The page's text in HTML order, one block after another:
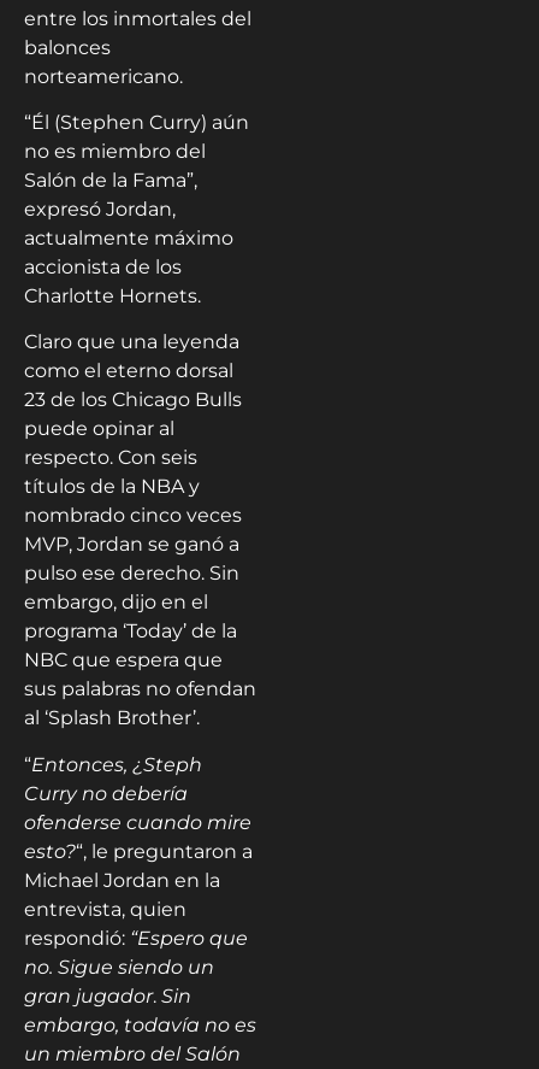
entre los inmortales del
balonces
norteamericano.
“Él (Stephen Curry) aún
no es miembro del
Salón de la Fama”,
expresó Jordan,
actualmente máximo
accionista de los
Charlotte Hornets.
Claro que una leyenda
como el eterno dorsal
23 de los Chicago Bulls
puede opinar al
respecto. Con seis
títulos de la NBA y
nombrado cinco veces
MVP, Jordan se ganó a
pulso ese derecho. Sin
embargo, dijo en el
programa ‘Today’ de la
NBC que espera que
sus palabras no ofendan
al ‘Splash Brother’.
“Entonces, ¿Steph
Curry no debería
ofenderse cuando mire
esto?“, le preguntaron a
Michael Jordan en la
entrevista, quien
respondió: “Espero que
no. Sigue siendo un
gran jugador. Sin
embargo, todavía no es
un miembro del Salón